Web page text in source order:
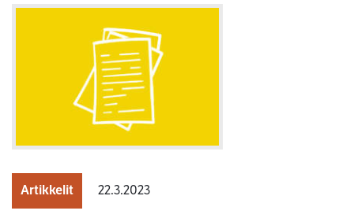
Artikkelit 22.3.2023